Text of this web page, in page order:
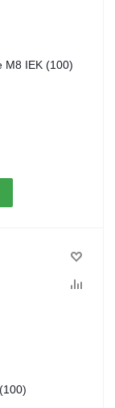
М8 IEK (100)